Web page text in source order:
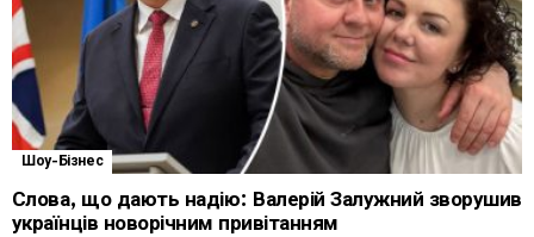
Шоу-Бізнес
Слова, що дають надію: Валерій Залужний зворушив
українців новорічним привітанням